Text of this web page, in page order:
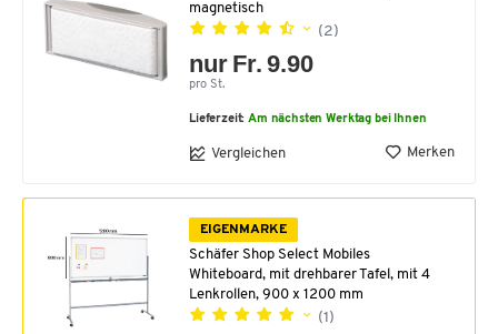
magnetisch
(2)
nur Fr. 9.90
pro St.
Lieferzeit:Am nächsten Werktag bei Ihnen
Vergleichen Merken
EIGENMARKE
Schäfer Shop Select Mobiles
Whiteboard, mit drehbarer Tafel, mit 4
Lenkrollen, 900 x 1200 mm
(1)